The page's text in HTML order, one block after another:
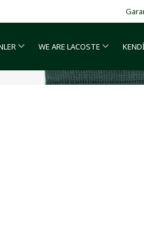
Garanti BBVA ve Bonus kartlarda
WE ARE LACOSTE